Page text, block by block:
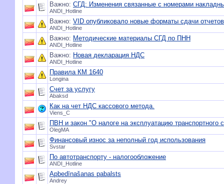
Важно: СГД: Изменения связанные с номерами
ANDI_Hotline
Важно: VID опубликовало новые форматы сдачи
ANDI_Hotline
Важно: Методические материалы СГД по ПНН
ANDI_Hotline
Важно: Новая декларация НДС
ANDI_Hotline
Правила КМ 1640
Longina
Счет за услугу
Abaksd
Как на чет НДС кассового метода.
Viens_C
ПВН и закон "О налоге на эксплуатацию транспортного
OlegMA
Финансовый износ за неполный год использования
Svstar
По автотранспорту - налогообложение
ANDI_Hotline
Apbedīnašanas pabalsts
Andrey